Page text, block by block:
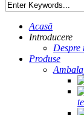
Acasă
Introducere
Despre
Produse